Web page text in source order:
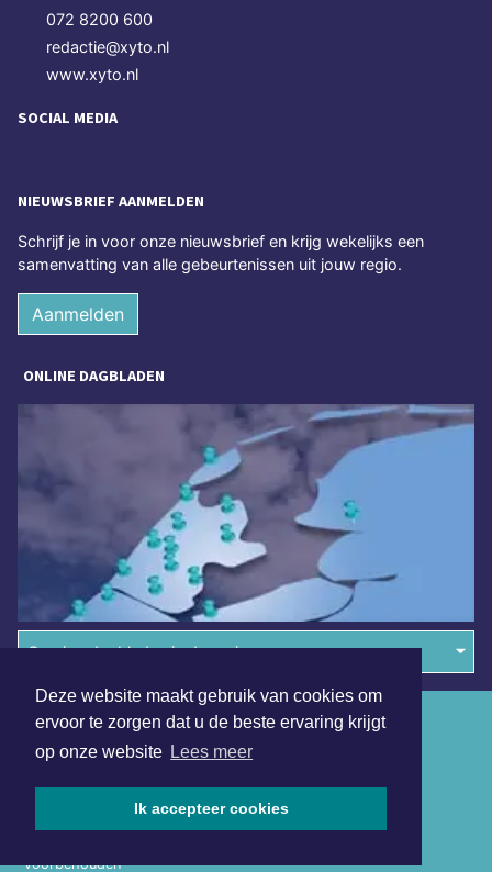
Deze website maakt gebruik van cookies om
ervoor te zorgen dat u de beste ervaring krijgt
op onze website Lees meer
Ik accepteer cookies
072 8200 600
redactie@xyto.nl
www.xyto.nl
SOCIAL MEDIA
NIEUWSBRIEF AANMELDEN
Schrijf je in voor onze nieuwsbrief en krijg wekelijks een
samenvatting van alle gebeurtenissen uit jouw regio.
Aanmelden
ONLINE DAGBLADEN
Overige dagbladen in de regio
voorbehouden
Algemene voorwaarden
Disclaimer